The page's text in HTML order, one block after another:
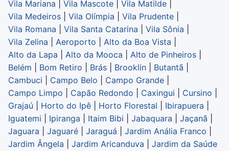
Vila Mariana Vila Mascote Vila Matilde
Vila Medeiros
Vila Olímpia Vila Prudente
Vila Romana
Vila Santa Catarina Vila Sônia
Vila Zelina
Aeroporto Alto da Boa Vista
Alto da Lapa
Alto da Mooca Alto de Pinheiros
Belém
Bom Retiro Brás Brooklin Butantã
Cambuci
Campo Belo Campo Grande
Campo Limpo
Capão Redondo Caxingui Cursino
Grajaú
Horto do Ipê Horto Florestal Ibirapuera
Iguatemi
Ipiranga Itaim Bibi Jabaquara Jaçanã
Jaguara
Jaguaré Jaraguá Jardim Anália Franco
Jardim Ângela
Jardim Aricanduva
Jardim da Saúde